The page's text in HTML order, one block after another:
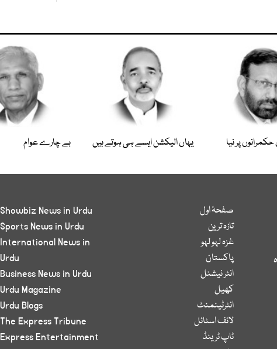
پر نیا
یہاں الیکشن ایسے ہی ہوتے ہیں بے چارے عوام
صفحۂ اول
تازہ ترین
غزہ لہو لہو
پاکستان
انٹر نیشنل
کھیل
انٹرٹینمنٹ
لائف اسٹائل
ٹاپ ٹرینڈ
Showbiz News in Urdu
Sports News in Urdu
International News in
Urdu
Business News in Urdu
Urdu Magazine
Urdu Blogs
The Express Tribune
Express Entertainment